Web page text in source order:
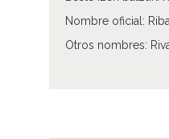
Nombre oficial:
Otros nombres: